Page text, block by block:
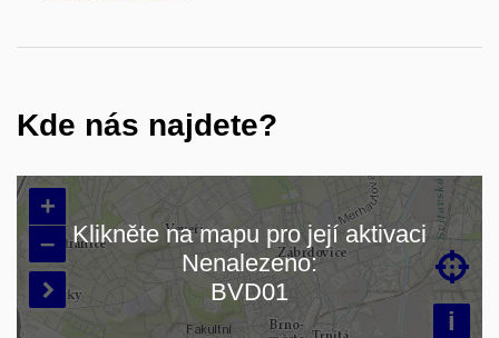
Kde nás najdete?
Načítám mapu…
+
–
i


Klikněte na mapu pro její aktivaci
Nenalezeno:
BVD01